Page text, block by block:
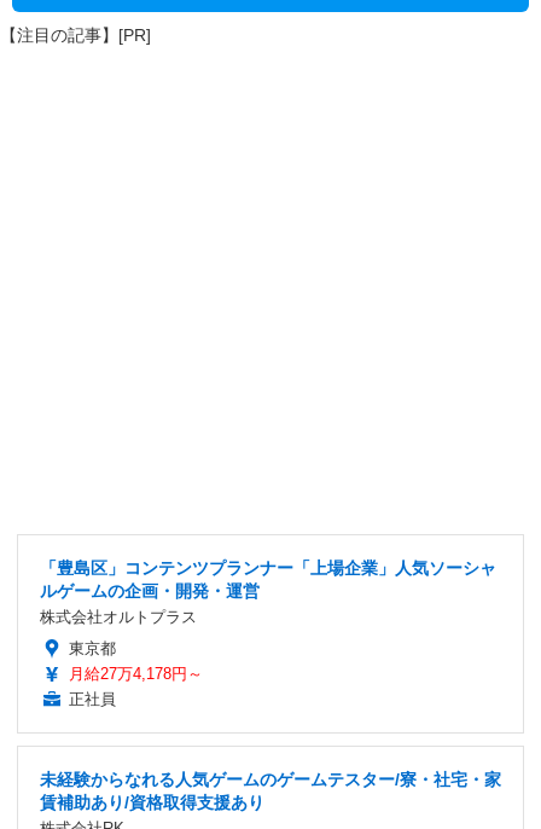
【注目の記事】[PR]
「豊島区」コンテンツプランナー「上場企業」人気ソーシャ
ルゲームの企画・開発・運営
株式会社オルトプラス
東京都
月給27万4,178円～
正社員
未経験からなれる人気ゲームのゲームテスター/寮・社宅・家
賃補助あり/資格取得支援あり